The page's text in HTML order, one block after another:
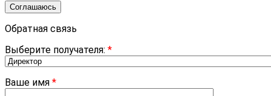
Соглашаюсь
Обратная связь
Выберите получателя: *
Ваше имя *